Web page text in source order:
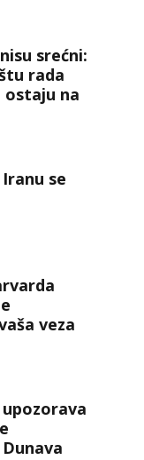
srećni:
rada
na
se
veza